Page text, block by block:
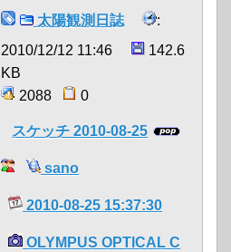
太陽観測日誌
:
2010/12/12 11:46
142.6
KB
2088
0
スケッチ 2010-08-25
sano
2010-08-25 15:37:30
OLYMPUS OPTICAL C